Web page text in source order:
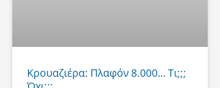
Κρουαζιέρα: Πλαφόν 8.000… Τι;;;